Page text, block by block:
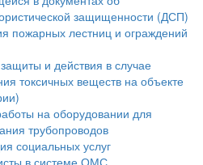
защищенности (ДСП)
пожарных лестниц и ограждений
и действия в случае
токсичных веществ на объекте
на оборудовании для
трубопроводов
социальных услуг
в системе ОМС